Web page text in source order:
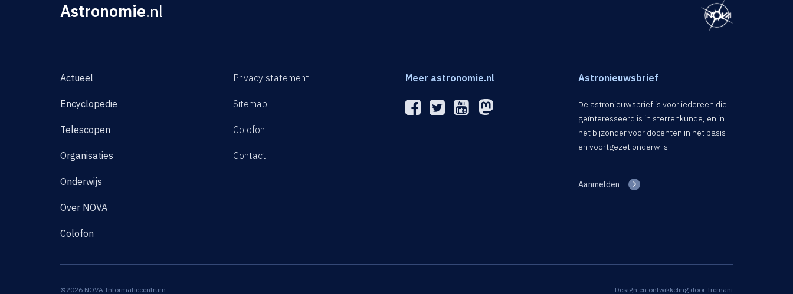
Astronomie.nl
Actueel
Encyclopedie
Telescopen
Organisaties
Onderwijs
Over NOVA
Colofon
Privacy statement
Sitemap
Colofon
Contact
Meer astronomie.nl Astronieuwsbrief
De astronieuwsbrief is voor iedereen die
geïnteresseerd is in sterrenkunde, en in
het bijzonder voor docenten in het basis-
en voortgezet onderwijs.
Aanmelden
©2026 NOVA Informatiecentrum Design en ontwikkeling door Tremani